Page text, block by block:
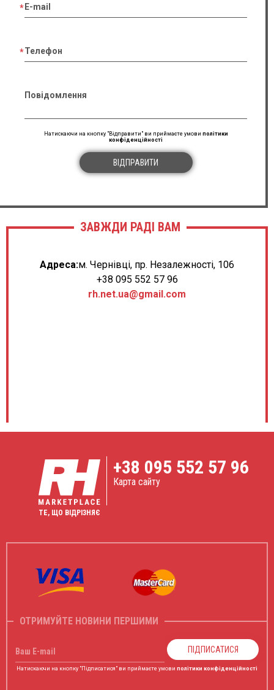
E-mail
Телефон
Повідомлення
Натискаючи на кнопку "Відправити" ви приймаєте умови політики
конфіденційності
ВІДПРАВИТИ
ЗАВЖДИ РАДІ ВАМ
Адреса:м. Чернівці, пр. Незалежності, 106
+38 095 552 57 96
rh.net.ua@gmail.com
ТЕ, ЩО ВІДРІЗНЯЄ
+38 095 552 57 96
Карта сайту
ОТРИМУЙТЕ НОВИНИ ПЕРШИМИ
Ваш E-mail ПІДПИСАТИСЯ
Натискаючи на кнопку "Підписатися" ви приймаєте умови політики конфіденційності